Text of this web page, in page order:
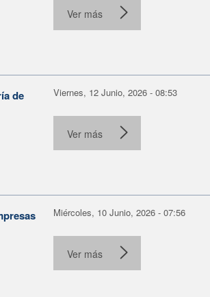
Ver más
de
Viernes, 12 Junio, 2026 - 08:53
Ver más
Miércoles, 10 Junio, 2026 - 07:56
Ver más